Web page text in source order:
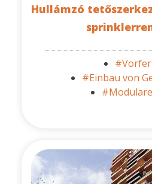
Hullámzó
#Einbau von